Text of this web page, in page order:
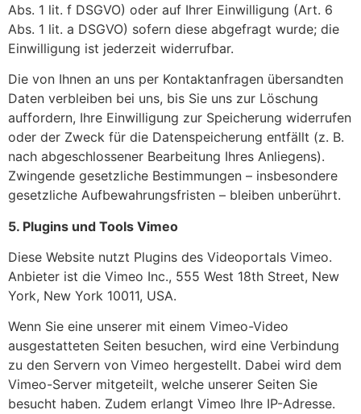
Abs. 1 lit. f DSGVO) oder auf Ihrer Einwilligung (Art. 6
Abs. 1 lit. a DSGVO) sofern diese abgefragt wurde; die
Einwilligung ist jederzeit widerrufbar.
Die von Ihnen an uns per Kontaktanfragen übersandten
Daten verbleiben bei uns, bis Sie uns zur Löschung
auffordern, Ihre Einwilligung zur Speicherung widerrufen
oder der Zweck für die Datenspeicherung entfällt (z. B.
nach abgeschlossener Bearbeitung Ihres Anliegens).
Zwingende gesetzliche Bestimmungen – insbesondere
gesetzliche Aufbewahrungsfristen – bleiben unberührt.
5. Plugins und Tools Vimeo
Diese Website nutzt Plugins des Videoportals Vimeo.
Anbieter ist die Vimeo Inc., 555 West 18th Street, New
York, New York 10011, USA.
Wenn Sie eine unserer mit einem Vimeo-Video
ausgestatteten Seiten besuchen, wird eine Verbindung
zu den Servern von Vimeo hergestellt. Dabei wird dem
Vimeo-Server mitgeteilt, welche unserer Seiten Sie
besucht haben. Zudem erlangt Vimeo Ihre IP-Adresse.